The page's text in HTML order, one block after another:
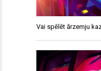
Vai spēlēt ārzemju